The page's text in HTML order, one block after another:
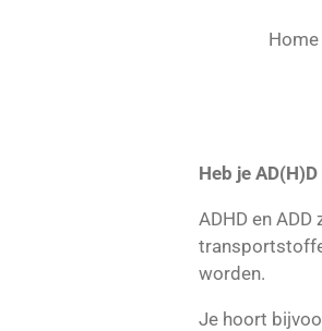
Home
Heb je
ADHD en
worden.
Je hoort